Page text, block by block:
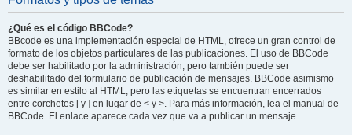
¿Qué es el código BBCode?
BBcode es una implementación especial de HTML, ofrece un gran control de
formato de los objetos particulares de las publicaciones. El uso de BBCode
debe ser habilitado por la administración, pero también puede ser
deshabilitado del formulario de publicación de mensajes. BBCode asimismo
es similar en estilo al HTML, pero las etiquetas se encuentran encerrados
entre corchetes [ y ] en lugar de < y >. Para más información, lea el manual de
BBCode. El enlace aparece cada vez que va a publicar un mensaje.